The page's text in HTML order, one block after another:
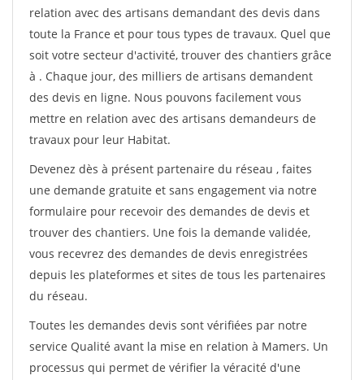
relation avec des artisans demandant des devis dans
toute la France et pour tous types de travaux. Quel que
soit votre secteur d'activité, trouver des chantiers grâce
à . Chaque jour, des milliers de artisans demandent
des devis en ligne. Nous pouvons facilement vous
mettre en relation avec des artisans demandeurs de
travaux pour leur Habitat.
Devenez dès à présent partenaire du réseau , faites
une demande gratuite et sans engagement via notre
formulaire pour recevoir des demandes de devis et
trouver des chantiers. Une fois la demande validée,
vous recevrez des demandes de devis enregistrées
depuis les plateformes et sites de tous les partenaires
du réseau.
Toutes les demandes devis sont vérifiées par notre
service Qualité avant la mise en relation à Mamers. Un
processus qui permet de vérifier la véracité d'une